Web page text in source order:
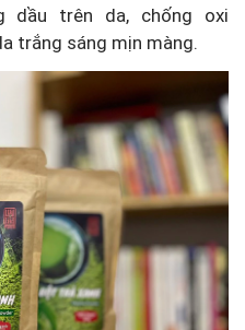
dầu trên da, chống oxi
trắng sáng mịn màng.